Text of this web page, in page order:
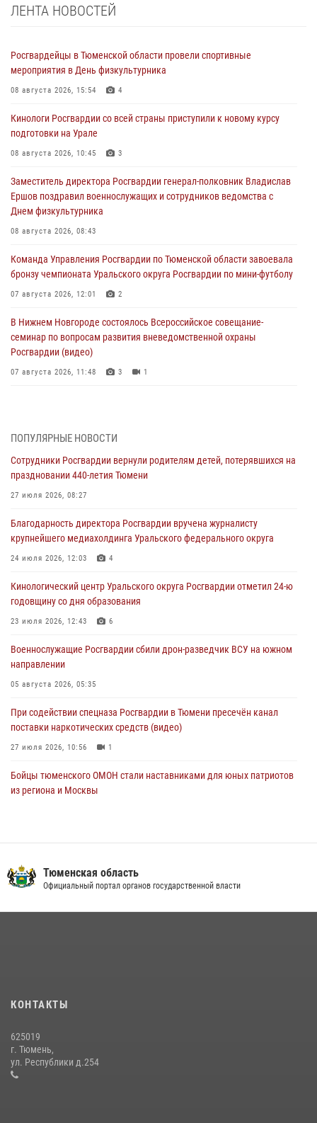
ЛЕНТА НОВОСТЕЙ
Росгвардейцы в Тюменской области провели спортивные
мероприятия в День физкультурника
08 августа 2026, 15:54 4
Кинологи Росгвардии со всей страны приступили к новому курсу
подготовки на Урале
08 августа 2026, 10:45 3
Заместитель директора Росгвардии генерал-полковник Владислав
Ершов поздравил военнослужащих и сотрудников ведомства с
Днем физкультурника
08 августа 2026, 08:43
Команда Управления Росгвардии по Тюменской области завоевала
бронзу чемпионата Уральского округа Росгвардии по мини-футболу
07 августа 2026, 12:01 2
В Нижнем Новгороде состоялось Всероссийское совещание-
семинар по вопросам развития вневедомственной охраны
Росгвардии (видео)
07 августа 2026, 11:48 3 1
07 августа 2026, 10:57 5
Память военнослужащих, погибших в разные годы при исполнении
воинского долга, почтили в кинологическом центре Уральского
округа Росгвардии
Росгвардейцы в Тюменской области знакомят детей со своей
службой и напоминают о мерах безопасности
Росгвардейцы приняли участие в фотопроекте «Прогуляемся по
Тюменской области» в рамках акции «Храним огонь Победы»
Росгвардейцы в Тюменской области почтили память генерала
армии Ивана Кирилловича Яковлева
ПОПУЛЯРНЫЕ НОВОСТИ
Сотрудники Росгвардии вернули родителям детей, потерявшихся на
праздновании 440-летия Тюмени
27 июля 2026, 08:27
Благодарность директора Росгвардии вручена журналисту
крупнейшего медиахолдинга Уральского федерального округа
24 июля 2026, 12:03 4
Кинологический центр Уральского округа Росгвардии отметил 24-ю
годовщину со дня образования
23 июля 2026, 12:43 6
Военнослужащие Росгвардии сбили дрон-разведчик ВСУ на южном
направлении
05 августа 2026, 05:35
При содействии спецназа Росгвардии в Тюмени пресечён канал
поставки наркотических средств (видео)
27 июля 2026, 10:56 1
Бойцы тюменского ОМОН стали наставниками для юных патриотов
из региона и Москвы
03 августа 2026, 07:23 1
Сотрудники тюменского СОБР "Сова" отработали навыки
десантирования на Урале
16 июля 2026, 10:42
Тюменская область
Официальный портал органов государственной власти
КОНТАКТЫ
625019
г. Тюмень,
ул. Республики д.254